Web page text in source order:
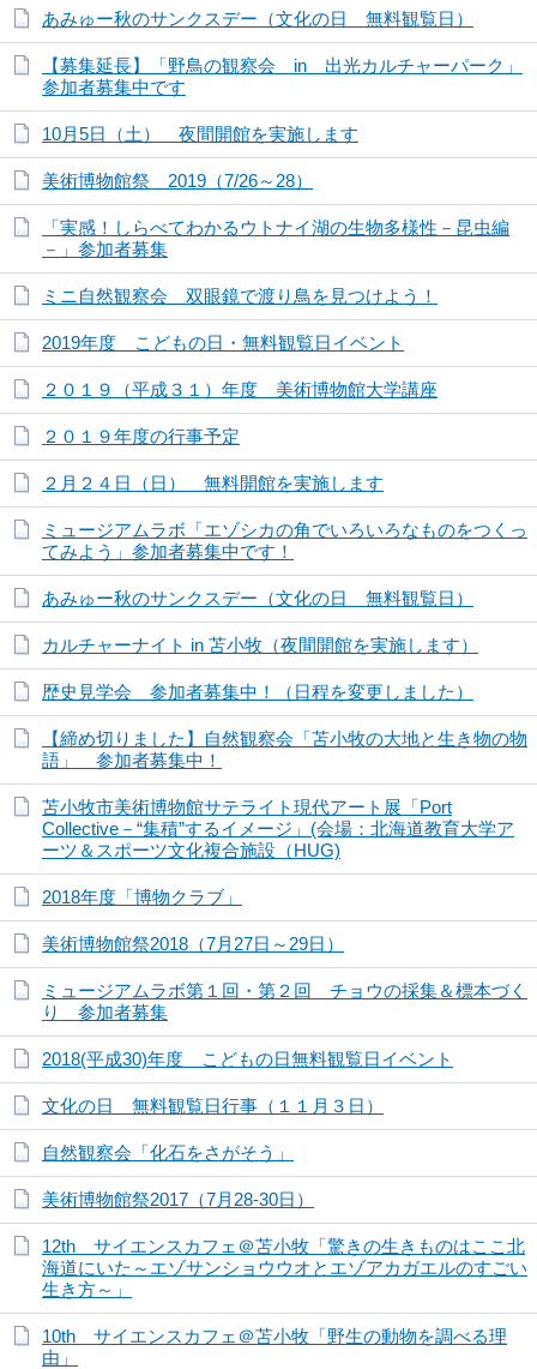
あみゅー秋のサンクスデー（文化の日 無料観覧日）
【募集延長】「野鳥の観察会 in 出光カルチャーパーク」
参加者募集中です
10月5日（土） 夜間開館を実施します
美術博物館祭 2019（7/26～28）
「実感！しらべてわかるウトナイ湖の生物多様性－昆虫編
－」参加者募集
ミニ自然観察会 双眼鏡で渡り鳥を見つけよう！
2019年度 こどもの日・無料観覧日イベント
２０１９（平成３１）年度 美術博物館大学講座
２０１９年度の行事予定
２月２４日（日） 無料開館を実施します
ミュージアムラボ「エゾシカの角でいろいろなものをつくっ
てみよう」参加者募集中です！
あみゅー秋のサンクスデー（文化の日 無料観覧日）
カルチャーナイト in 苫小牧（夜間開館を実施します）
歴史見学会 参加者募集中！（日程を変更しました）
【締め切りました】自然観察会「苫小牧の大地と生き物の物
語」 参加者募集中！
苫小牧市美術博物館サテライト現代アート展「Port
Collective－“集積”するイメージ」(会場：北海道教育大学ア
ーツ＆スポーツ文化複合施設（HUG)
2018年度「博物クラブ」
美術博物館祭2018（7月27日～29日）
ミュージアムラボ第１回・第２回 チョウの採集＆標本づく
り 参加者募集
2018(平成30)年度 こどもの日無料観覧日イベント
文化の日 無料観覧日行事（１１月３日）
自然観察会「化石をさがそう」
美術博物館祭2017（7月28-30日）
12th サイエンスカフェ＠苫小牧「驚きの生きものはここ北
海道にいた～エゾサンショウウオとエゾアカガエルのすごい
生き方～」
10th サイエンスカフェ＠苫小牧「野生の動物を調べる理
由」